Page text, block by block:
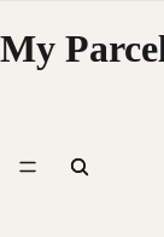
My